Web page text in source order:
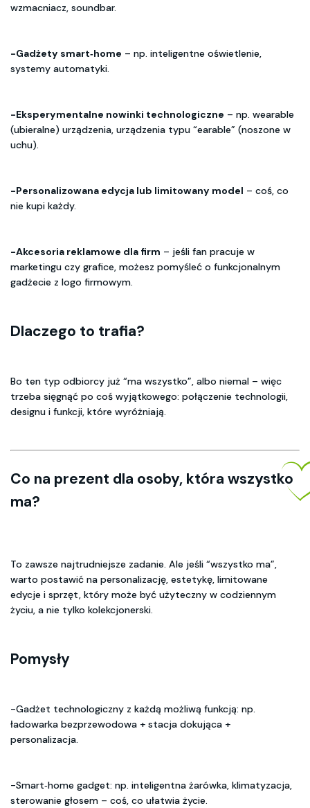
wzmacniacz, soundbar.
-Gadżety smart‑home – np. inteligentne oświetlenie,
systemy automatyki.
-Eksperymentalne nowinki technologiczne – np. wearable
(ubieralne) urządzenia, urządzenia typu “earable” (noszone w
uchu).
-Personalizowana edycja lub limitowany model – coś, co
nie kupi każdy.
-Akcesoria reklamowe dla firm – jeśli fan pracuje w
marketingu czy grafice, możesz pomyśleć o funkcjonalnym
gadżecie z logo firmowym.
Dlaczego to trafia?
Bo ten typ odbiorcy już “ma wszystko”, albo niemal – więc
trzeba sięgnąć po coś wyjątkowego: połączenie technologii,
designu i funkcji, które wyróżniają.
Co na prezent dla osoby, która wszystko
ma?
To zawsze najtrudniejsze zadanie. Ale jeśli “wszystko ma”,
warto postawić na personalizację, estetykę, limitowane
edycje i sprzęt, który może być użyteczny w codziennym
życiu, a nie tylko kolekcjonerski.
Pomysły
-Gadżet technologiczny z każdą możliwą funkcją: np.
ładowarka bezprzewodowa + stacja dokująca +
personalizacja.
-Smart‑home gadget: np. inteligentna żarówka, klimatyzacja,
sterowanie głosem – coś, co ułatwia życie.